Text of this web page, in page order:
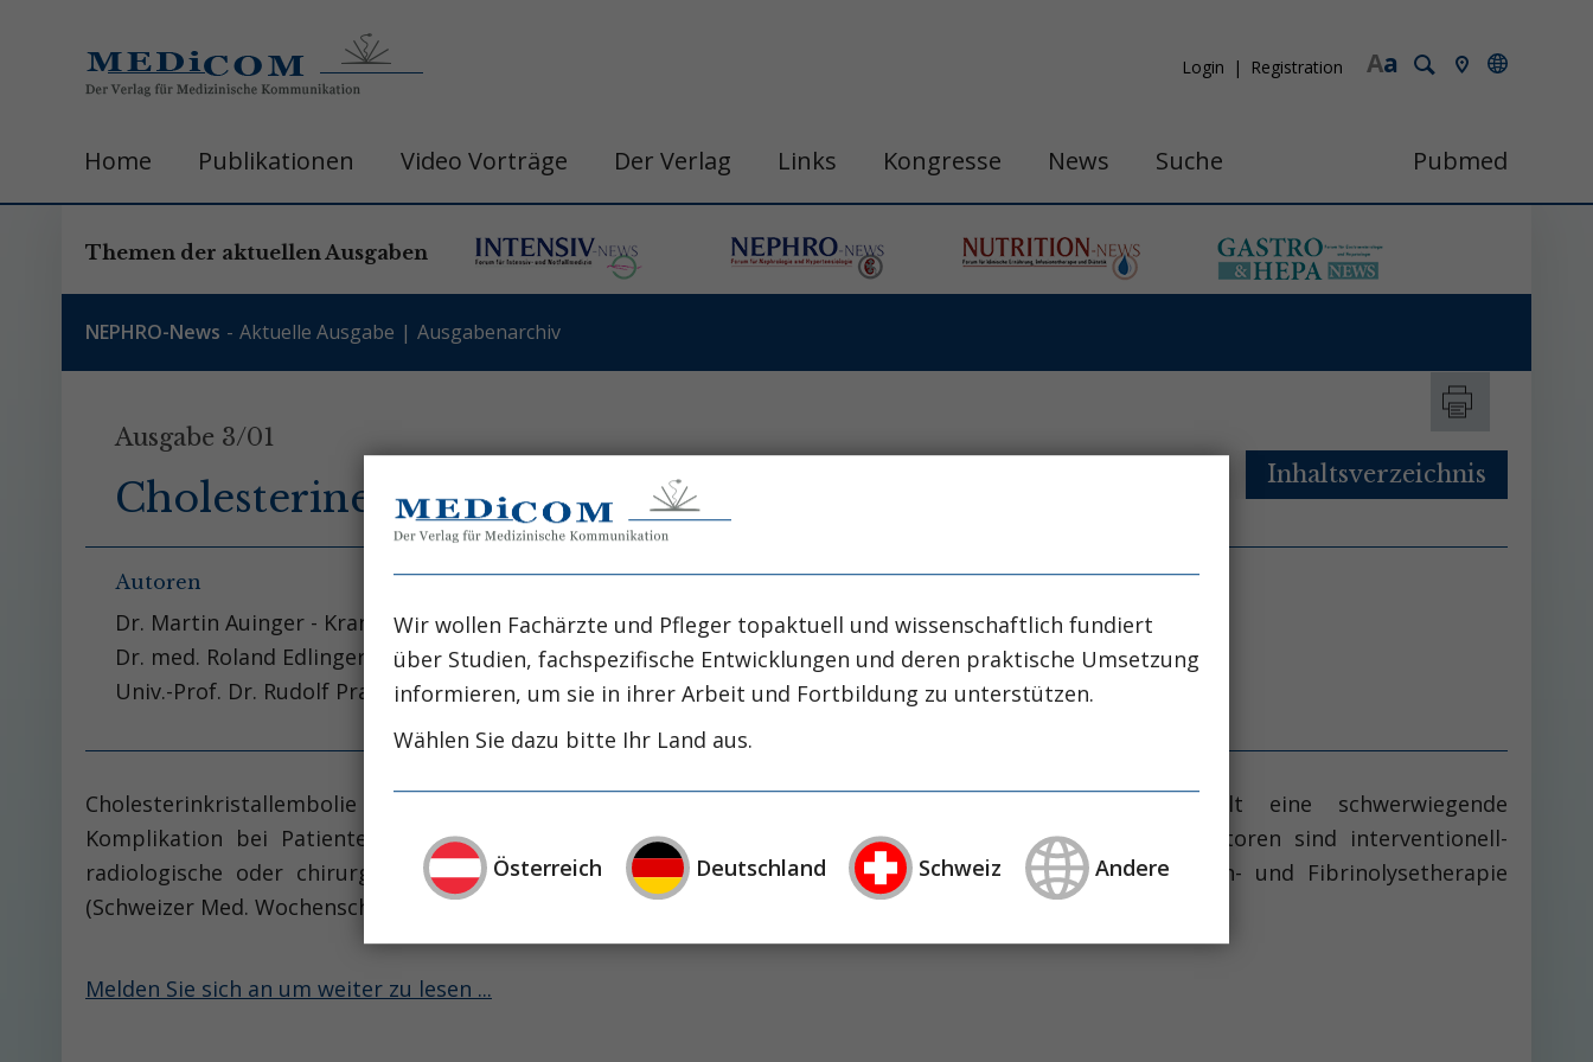
a
A
Login Registration
Home Publikationen Video Vorträge Der Verlag Links Kongresse News Suche Pubmed
Themen der aktuellen Ausgaben
NEPHRO-News Aktuelle Ausgabe Ausgabenarchiv
Ausgabe 3/01
Cholesterinembolie nach Lyse-Therapie
Autoren
Dr. Martin Auinger - Krankenhaus Hietzing
Dr. med. Roland Edlinger - Krankenhaus Hietzing
Univ.-Prof. Dr. Rudolf Prager - KH Lainz
Inhaltsverzeichnis
Cholesterinkristallembolie (Synonyme: Cholesterinembolie, atheroembolische Nierenerkrankung) stellt eine schwerwiegende
Komplikation bei Patienten mit atherosklerotischem Gefäßsystem dar. Die wichtigsten auslösenden Faktoren sind interventionell-
radiologische oder chirurgische Manipulationen am Gefäßsystem sowie die systemische Antikoagulantien- und Fibrinolysetherapie
(Schweizer Med. Wochenschr. 124:1437-1440, 1994).
Melden Sie sich an um weiter zu lesen ...
Wir wollen Fachärzte und Pfleger topaktuell und wissenschaftlich fundiert
über Studien, fachspezifische Entwicklungen und deren praktische Umsetzung
informieren, um sie in ihrer Arbeit und Fortbildung zu unterstützen.
Wählen Sie dazu bitte Ihr Land aus.
Österreich Deutschland Schweiz Andere